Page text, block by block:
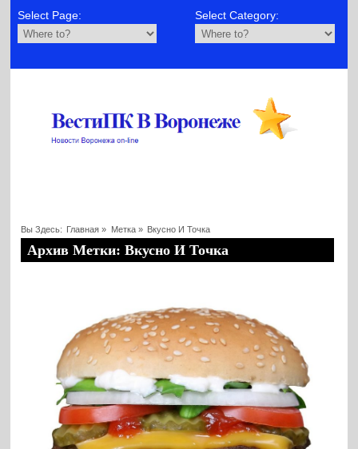
Select Page: Select Category:
Вы Здесь: Главная » Метка » Вкусно И Точка
Архив Метки: Вкусно И Точка